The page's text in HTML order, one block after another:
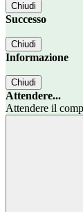
Chiudi
Successo
Chiudi
Informazione
Chiudi
Attendere...
Attendere il